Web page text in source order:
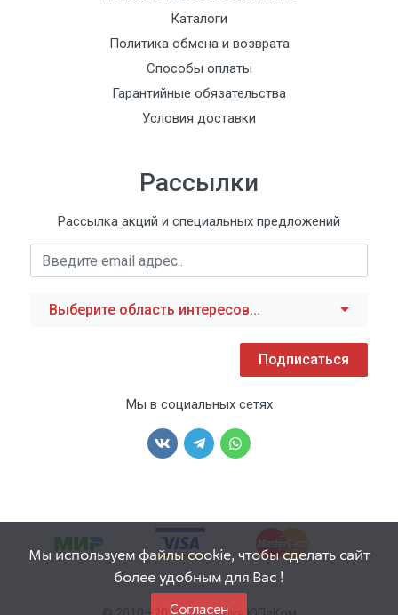
Каталоги
Политика обмена и возврата
Способы оплаты
Гарантийные обязательства
Условия доставки
Рассылки
Рассылка акций и специальных предложений
Выберите область интересов...
Подписаться
Мы в социальных сетях
Мы используем файлы cookie, чтобы сделать сайт
более удобным для Вас !
Согласен